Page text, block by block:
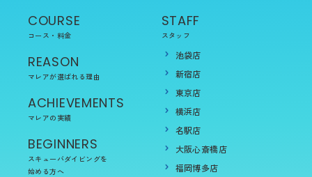
COURSE
コース・料金
REASON
マレアが選ばれる理由
ACHIEVEMENTS
マレアの実績
BEGINNERS
スキューバダイビングを
始める方へ
STAFF
スタッフ
池袋店
新宿店
東京店
横浜店
名駅店
大阪心斎橋店
福岡博多店